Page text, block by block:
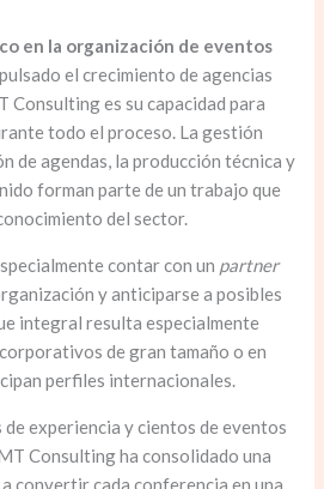
en la organización de eventos
el crecimiento de agencias
Consulting es su capacidad para
todo el proceso. La gestión
de agendas, la producción técnica y
forman parte de un trabajo que
del sector.
contar con un partner
y anticiparse a posibles
integral resulta especialmente
de gran tamaño o en
perfiles internacionales.
de experiencia y cientos de eventos
Consulting ha consolidado una
convertir cada conferencia en una